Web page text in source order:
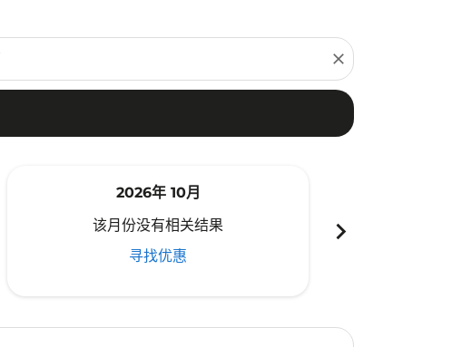
close
2026年 10月
该月份没有相关结果
寻找优惠
chevron_right